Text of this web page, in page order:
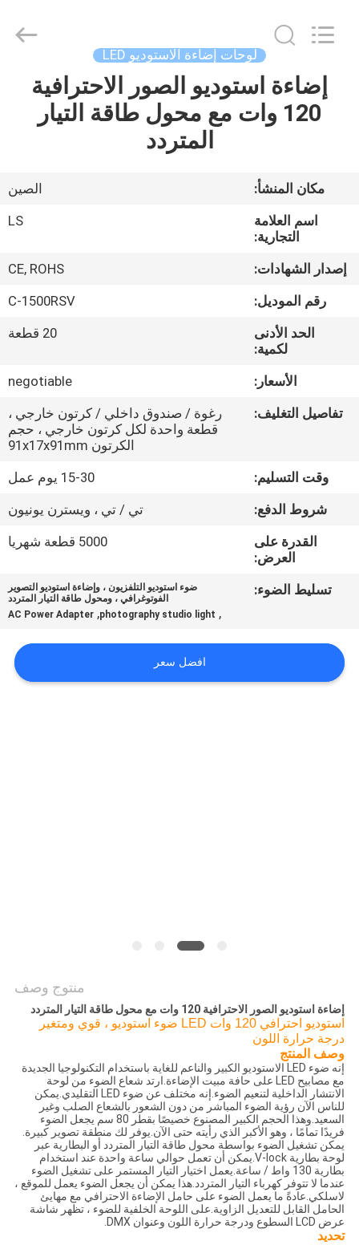
منزل،
أشرطة
معلومات
في
المعمل
مراقبة
الجودة
حالات
Television
Equipment
لوحات إضاءة الاستوديو LED
إضاءة استوديو الصور الاحترافية
120 وات مع محول طاقة التيار
المتردد
مكان المنشأ:
الصين
اسم العلامة
التجارية:
LS
إصدار الشهادات:
CE, ROHS
رقم الموديل:
C-1500RSV
الحد الأدنى
لكمية:
20 قطعة
الأسعار:
negotiable
تفاصيل التغليف:
رغوة / صندوق داخلي / كرتون خارجي ،
قطعة واحدة لكل كرتون خارجي ، حجم
الكرتون 91x17x91mm
وقت التسليم:
15-30 يوم عمل
شروط الدفع:
تي / تي ، ويسترن يونيون
القدرة على
العرض:
5000 قطعة شهريا
تسليط الضوء:
ضوء استوديو التلفزيون ، وإضاءة استوديو التصوير
الفوتوغرافي ، ومحول طاقة التيار المتردد
,
photography studio light
,
AC Power Adapter
افضل سعر
منتوج وصف
إضاءة استوديو الصور الاحترافية 120 وات مع محول طاقة التيار المتردد
استوديو احترافي 120 وات LED ضوء استوديو ، قوي ومتغير
درجة حرارة اللون
وصف المنتج
إنه ضوء LED الاستوديو الكبير والناعم للغاية باستخدام التكنولوجيا الجديدة
مع مصابيح LED على حافة مبيت الإضاءة.ارتد شعاع الضوء من لوحة
الانتشار الداخلية لتنعيم الضوء.إنه مختلف عن ضوء LED التقليدي.يمكن
للناس الآن رؤية الضوء المباشر من دون الشعور بالشعاع الصلب وغير
السعيد.وهذا الحجم الكبير المصنوع خصيصًا بقطر 80 سم يجعل الضوء
فريدًا تمامًا ، وهو الأكبر الذي رأيته حتى الآن.يوفر لك منطقة تصوير كبيرة.
يمكن تشغيل الضوء بواسطة محول طاقة التيار المتردد أو البطارية عبر
لوحة بطارية V-lock.يمكن أن تعمل حوالي ساعة واحدة عند استخدام
بطارية 130 واط / ساعة.يعمل اختيار التيار المستمر على تشغيل الضوء
عندما لا تتوفر كهرباء التيار المتردد.هذا يمكن أن يجعل الضوء يعمل للموقع ،
لاسلكي.عادةً ما يعمل الضوء على حامل الإضاءة الاحترافي مع مهايئ
الحامل القابل للتعديل الزاوية.على اللوحة الخلفية للضوء ، تظهر شاشة
عرض LCD السطوع ودرجة حرارة اللون وعنوان DMX.
تحديد